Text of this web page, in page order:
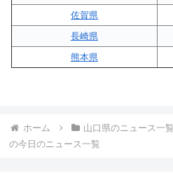
佐賀県
長崎県
熊本県
ホーム 山口県のニュース一覧
の今日のニュース一覧